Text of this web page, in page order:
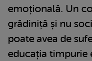
emoțională. Un
grădiniță și nu
poate avea de
educația timpurie